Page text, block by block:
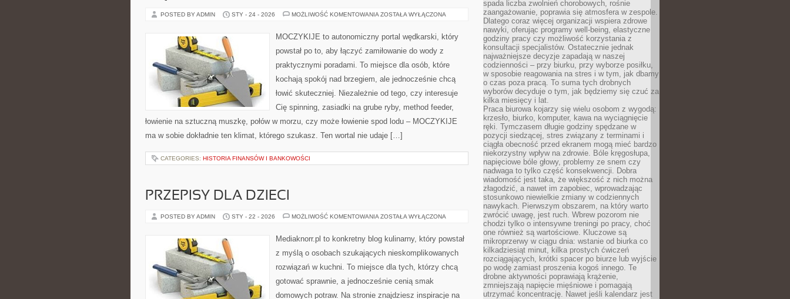
POSTED BY ADMIN STY - 24 - 2026 MOŻLIWOŚĆ KOMENTOWANIA WĘDKARSTWO
ZOSTAŁA WYŁĄCZONA
MOCZYKIJE to autonomiczny portal wędkarski, który
powstał po to, aby łączyć zamiłowanie do wody z
praktycznymi poradami. To miejsce dla osób, które
kochają spokój nad brzegiem, ale jednocześnie chcą
łowić skuteczniej. Niezależnie od tego, czy interesuje
Cię spinning, zasiadki na grube ryby, method feeder,
łowienie na sztuczną muszkę, połów w morzu, czy może łowienie spod lodu – MOCZYKIJE
ma w sobie dokładnie ten klimat, którego szukasz. Ten wortal nie udaje […]
CATEGORIES: HISTORIA FINANSÓW I BANKOWOŚCI
PRZEPISY DLA DZIECI
POSTED BY ADMIN STY - 22 - 2026 MOŻLIWOŚĆ KOMENTOWANIA PRZEPISY
ZOSTAŁA WYŁĄCZONA
Mediaknorr.pl to konkretny blog kulinarny, który powstał
z myślą o osobach szukających nieskomplikowanych
rozwiązań w kuchni. To miejsce dla tych, którzy chcą
gotować sprawnie, a jednocześnie cenią smak
domowych potraw. Na stronie znajdziesz inspiracje na
spada liczba zwolnień chorobowych, rośnie
zaangażowanie, poprawia się atmosfera w zespole.
Dlatego coraz więcej organizacji wspiera zdrowe
nawyki, oferując programy well-being, elastyczne
godziny pracy czy możliwość korzystania z
konsultacji specjalistów. Ostatecznie jednak
najważniejsze decyzje zapadają w naszej
codzienności – przy biurku, przy wyborze posiłku,
w sposobie reagowania na stres i w tym, jak dbamy
o czas poza pracą. To suma tych drobnych
wyborów decyduje o tym, jak będziemy się czuć za
kilka miesięcy i lat.
Praca biurowa kojarzy się wielu osobom z wygodą:
krzesło, biurko, komputer, kawa na wyciągnięcie
ręki. Tymczasem długie godziny spędzane w
pozycji siedzącej, stres związany z terminami i
ciągła obecność przed ekranem mogą mieć bardzo
niekorzystny wpływ na zdrowie. Bóle kręgosłupa,
napięciowe bóle głowy, problemy ze snem czy
nadwaga to tylko część konsekwencji. Dobra
wiadomość jest taka, że większość z nich można
złagodzić, a nawet im zapobiec, wprowadzając
stosunkowo niewielkie zmiany w codziennych
nawykach. Pierwszym obszarem, na który warto
zwrócić uwagę, jest ruch. Wbrew pozorom nie
chodzi tylko o intensywne treningi po pracy, choć
one również są wartościowe. Kluczowe są
mikroprzerwy w ciągu dnia: wstanie od biurka co
kilkadziesiąt minut, kilka prostych ćwiczeń
rozciągających, krótki spacer po biurze lub wyjście
po wodę zamiast proszenia kogoś innego. Te
drobne aktywności poprawiają krążenie,
zmniejszają napięcie mięśniowe i pomagają
utrzymać koncentrację. Nawet jeśli kalendarz jest